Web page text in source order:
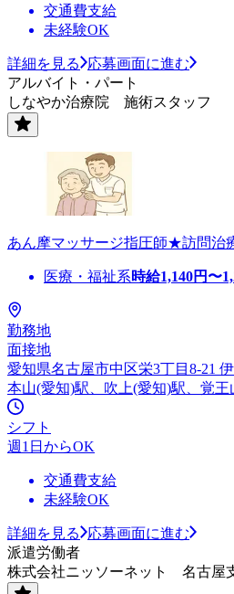
交通費支給
未経験OK
詳細を見る
応募画面に進む
アルバイト・パート
しなやか治療院 施術スタッフ
あん摩マッサージ指圧師★訪問治
医療・福祉系時給1,140円〜
勤務地
面接地
愛知県名古屋市中区栄3丁目8-21
本山(愛知)駅、吹上(愛知)駅、覚王
シフト
週1日からOK
交通費支給
未経験OK
詳細を見る
応募画面に進む
派遣労働者
株式会社ニッソーネット 名古屋